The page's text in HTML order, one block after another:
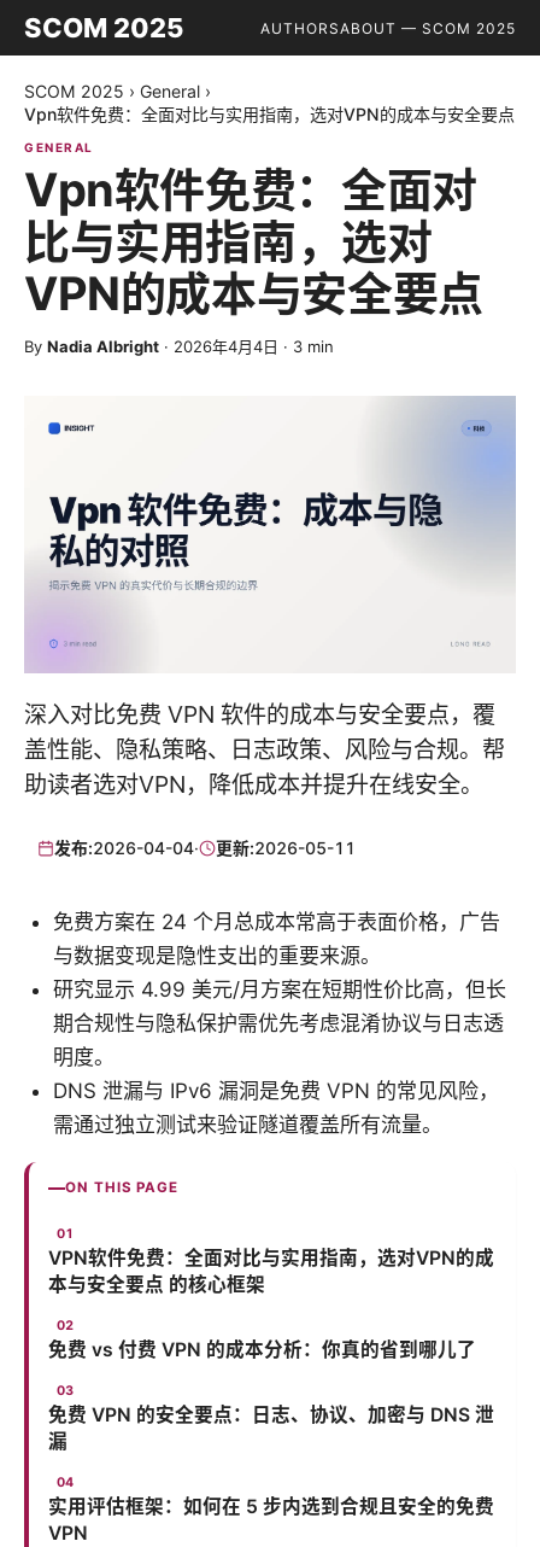
SCOM 2025 AUTHORSABOUT — SCOM 2025
SCOM 2025 › General ›
Vpn软件免费：全面对比与实用指南，选对VPN的成本与安全要点
GENERAL
Vpn软件免费：全面对
比与实用指南，选对
VPN的成本与安全要点
By Nadia Albright · 2026年4月4日 · 3 min
深入对比免费 VPN 软件的成本与安全要点，覆
盖性能、隐私策略、日志政策、风险与合规。帮
助读者选对VPN，降低成本并提升在线安全。
发布:2026-04-04· 更新:2026-05-11
免费方案在 24 个月总成本常高于表面价格，广告
与数据变现是隐性支出的重要来源。
研究显示 4.99 美元/月方案在短期性价比高，但长
期合规性与隐私保护需优先考虑混淆协议与日志透
明度。
DNS 泄漏与 IPv6 漏洞是免费 VPN 的常见风险，
需通过独立测试来验证隧道覆盖所有流量。
ON THIS PAGE
VPN软件免费：全面对比与实用指南，选对VPN的成
本与安全要点 的核心框架
免费 vs 付费 VPN 的成本分析：你真的省到哪儿了
免费 VPN 的安全要点：日志、协议、加密与 DNS 泄
漏
实用评估框架：如何在 5 步内选到合规且安全的免费
VPN